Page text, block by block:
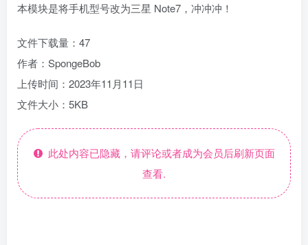
本模块是将手机型号改为三星 Note7，冲冲冲！
文件下载量：47
作者：SpongeBob
上传时间：2023年11月11日
文件大小：5KB
此处内容已隐藏，请评论或者成为会员后刷新页面
查看.